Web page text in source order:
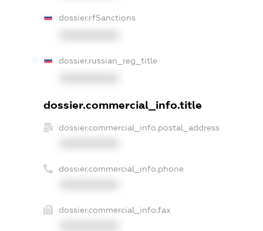
dossier.rfSanctions
dossier.russian_reg_title
dossier.commercial_info.title
dossier.commercial_info.postal_address
dossier.commercial_info.phone
dossier.commercial_info.fax